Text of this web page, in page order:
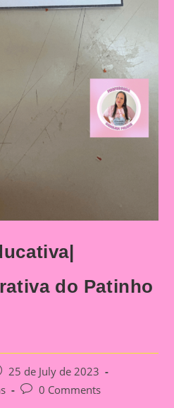
do Patinho
25 de July de 2023
Post0 Comments